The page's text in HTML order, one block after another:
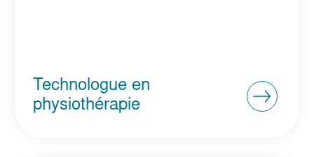
Technologue en
physiothérapie